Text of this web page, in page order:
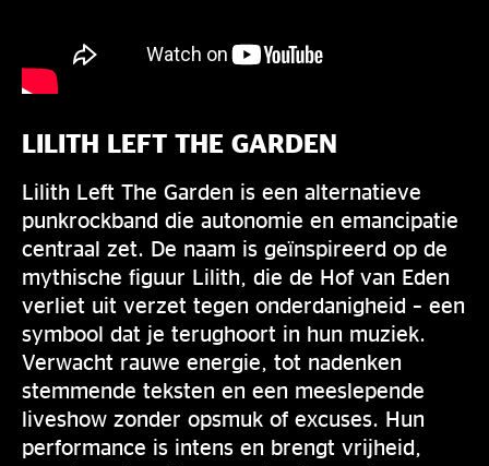
LILITH LEFT THE GARDEN
Lilith Left The Garden is een alternatieve
punkrockband die autonomie en emancipatie
centraal zet. De naam is geïnspireerd op de
mythische figuur Lilith, die de Hof van Eden
verliet uit verzet tegen onderdanigheid – een
symbool dat je terughoort in hun muziek.
Verwacht rauwe energie, tot nadenken
stemmende teksten en een meeslepende
liveshow zonder opsmuk of excuses. Hun
performance is intens en brengt vrijheid,